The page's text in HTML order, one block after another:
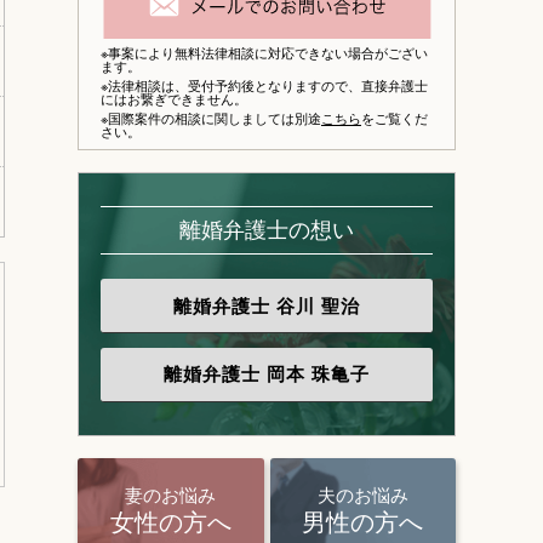
※事案により無料法律相談に対応できない場合がござい
ます。
※法律相談は、 受付予約後となりますので、 直接弁護士
にはお繋ぎできません。
※国際案件の相談に関しましては別途こちらをご覧くだ
さい。
離婚弁護士の想い
離婚弁護士 谷川 聖治
離婚弁護士 岡本 珠亀子
妻のお悩み
女性の方へ
夫のお悩み
男性の方へ